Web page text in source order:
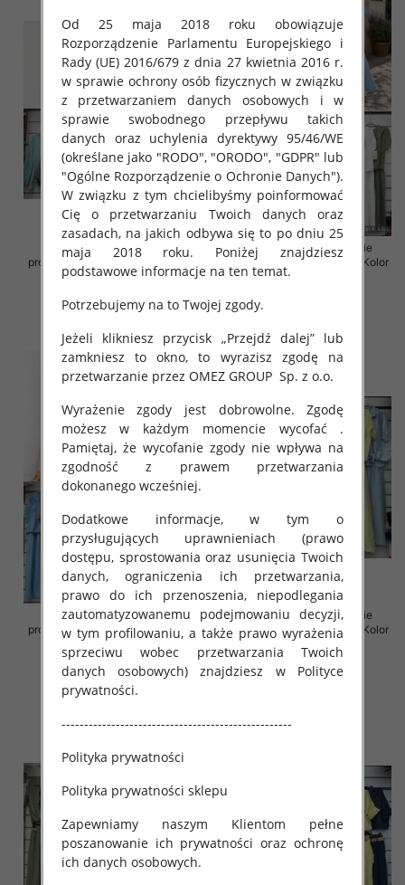
Komplet damskie (Włoskie
produkt) Roz Standard, Mix Kolor
Paczka 5 szt
36.00 zł
Komplet damskie (Włoskie
produkt) Roz Standard, Mix Kolor
Paczka 5 szt
Komplet damskie (Włoskie
produkt) Roz Standard, Mix Kolor
Paczka 5 szt
55.00 zł
szczegóły
Komplet damskie (Włoskie
produkt) Roz Standard, Mix Kolor
Paczka 5 szt
65.00 zł
Od 25 maja 2018 roku obowiązuje
Rozporządzenie Parlamentu Europejskiego i
Rady (UE) 2016/679 z dnia 27 kwietnia 2016 r.
w sprawie ochrony osób fizycznych w związku
z przetwarzaniem danych osobowych i w
sprawie swobodnego przepływu takich
danych oraz uchylenia dyrektywy 95/46/WE
(określane jako "RODO", "ORODO", "GDPR" lub
"Ogólne Rozporządzenie o Ochronie Danych").
W związku z tym chcielibyśmy poinformować
Cię o przetwarzaniu Twoich danych oraz
zasadach, na jakich odbywa się to po dniu 25
maja 2018 roku. Poniżej znajdziesz
podstawowe informacje na ten temat.
Potrzebujemy na to Twojej zgody.
Jeżeli klikniesz przycisk „Przejdź dalej” lub
zamkniesz to okno, to wyrazisz zgodę na
przetwarzanie przez OMEZ GROUP Sp. z o.o.
Wyrażenie zgody jest dobrowolne. Zgodę
możesz w każdym momencie wycofać .
Pamiętaj, że wycofanie zgody nie wpływa na
zgodność z prawem przetwarzania
dokonanego wcześniej.
Dodatkowe informacje, w tym o
przysługujących uprawnieniach (prawo
dostępu, sprostowania oraz usunięcia Twoich
danych, ograniczenia ich przetwarzania,
prawo do ich przenoszenia, niepodlegania
zautomatyzowanemu podejmowaniu decyzji,
w tym profilowaniu, a także prawo wyrażenia
sprzeciwu wobec przetwarzania Twoich
danych osobowych) znajdziesz w Polityce
prywatności.
---------------------------------------------------
Polityka prywatności
Polityka prywatności sklepu
Zapewniamy naszym Klientom pełne
poszanowanie ich prywatności oraz ochronę
ich danych osobowych.